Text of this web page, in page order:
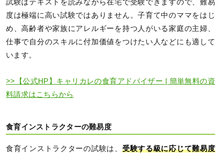
試験はテキストを読みながら在宅で受験できますので、難易
度は極端に高い試験ではありません。子育て中のママをはじ
め、高齢者や家族にアレルギーを持つ人がいる家庭の主婦、
仕事で自分のスキルに付加価値をつけたい人などにも適して
います。
>>【公式HP】キャリカレの食育アドバイザー | 簡単無料の資
料請求はこちらから
食育インストラクターの難易度
食育インストラクターの試験は、 受験する級に応じて難易度